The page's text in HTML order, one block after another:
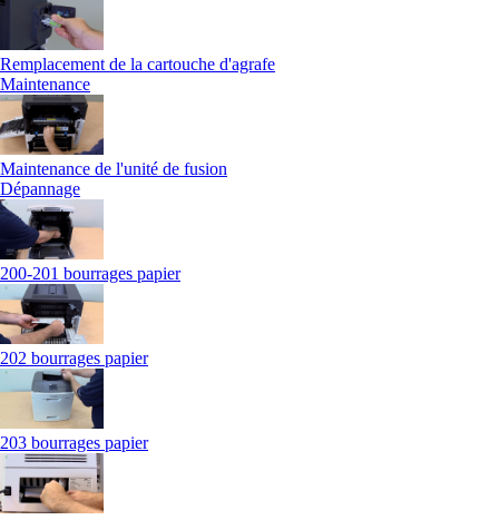
Remplacement de la cartouche d'agrafe
Maintenance
Maintenance de l'unité de fusion
Dépannage
200-201 bourrages papier
202 bourrages papier
203 bourrages papier